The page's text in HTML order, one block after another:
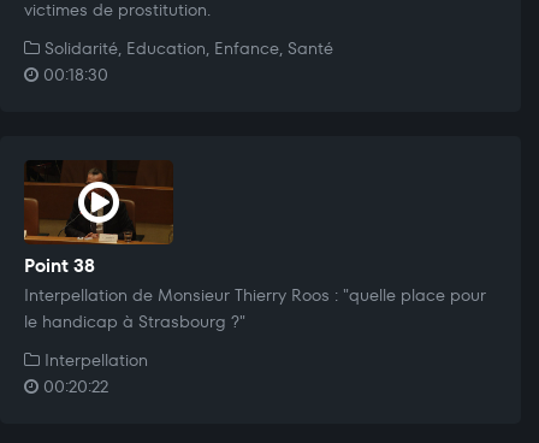
victimes de prostitution.
Solidarité, Education, Enfance, Santé
00:18:30
Point 38
Interpellation de Monsieur Thierry Roos : "quelle place pour
le handicap à Strasbourg ?"
Interpellation
00:20:22